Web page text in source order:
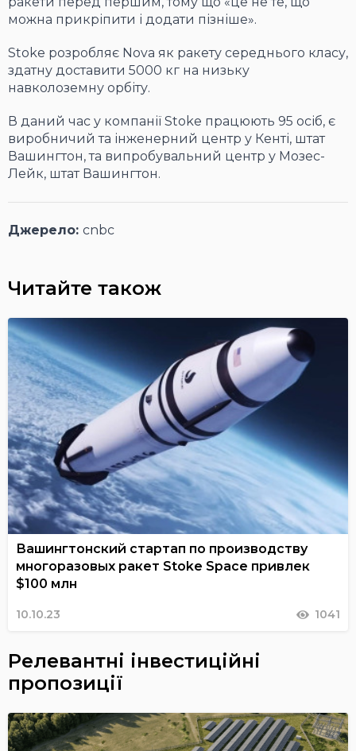
можна прикріпити і додати пізніше».
Stoke розробляє Nova як ракету середнього класу,
здатну доставити 5000 кг на низьку
навколоземну орбіту.
В даний час у компанії Stoke працюють 95 осіб, є
виробничий та інженерний центр у Кенті, штат
Вашингтон, та випробувальний центр у Мозес-
Лейк, штат Вашингтон.
Джерело: cnbc
Читайте також
Вашингтонский стартап по производству
многоразовых ракет Stoke Space привлек
$100 млн
10.10.23 1041
Релевантні інвестиційні
пропозиції